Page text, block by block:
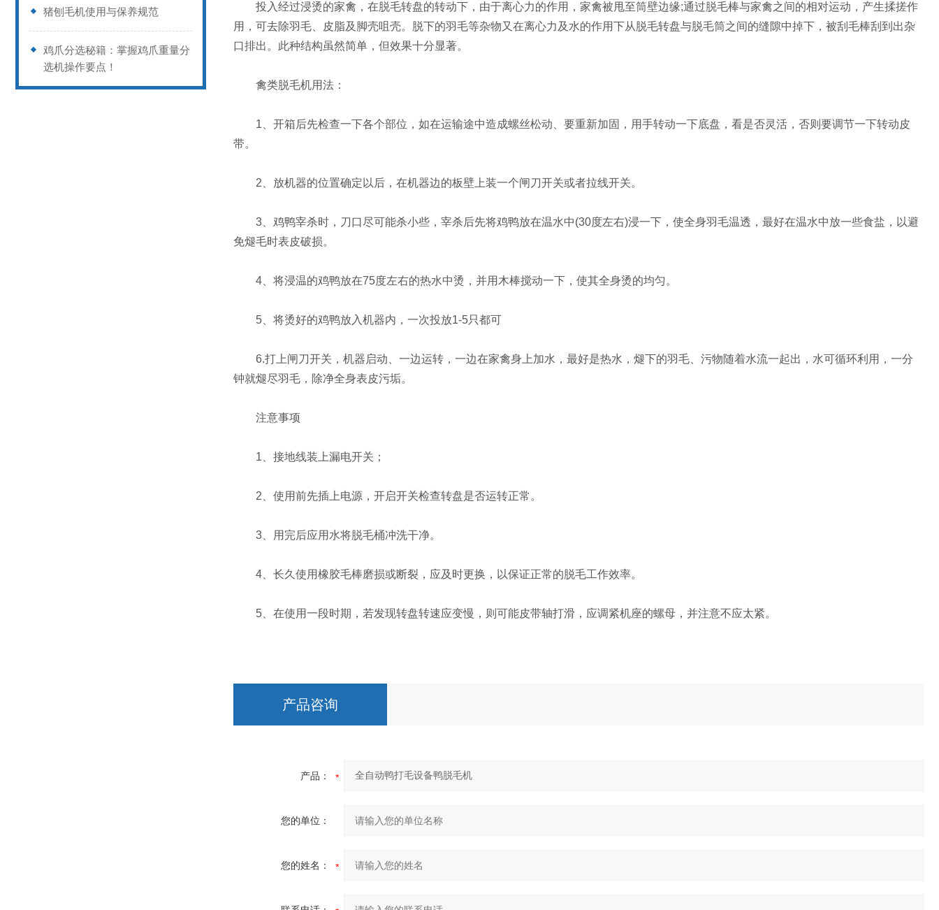
猪刨毛机使用与保养规范
鸡爪分选秘籍：掌握鸡爪重量分
选机操作要点！
投入经过浸烫的家禽，在脱毛转盘的转动下，由于离心力的作用，家禽被甩至筒壁边缘;通过脱毛棒与家禽之间的相对运动，产生揉搓作
用，可去除羽毛、皮脂及脚壳咀壳。脱下的羽毛等杂物又在离心力及水的作用下从脱毛转盘与脱毛筒之间的缝隙中掉下，被刮毛棒刮到出杂
口排出。此种结构虽然简单，但效果十分显著。
禽类脱毛机用法：
1、开箱后先检查一下各个部位，如在运输途中造成螺丝松动、要重新加固，用手转动一下底盘，看是否灵活，否则要调节一下转动皮
带。
2、放机器的位置确定以后，在机器边的板壁上装一个闸刀开关或者拉线开关。
3、鸡鸭宰杀时，刀口尽可能杀小些，宰杀后先将鸡鸭放在温水中(30度左右)浸一下，使全身羽毛温透，最好在温水中放一些食盐，以避
免煺毛时表皮破损。
4、将浸温的鸡鸭放在75度左右的热水中烫，并用木棒搅动一下，使其全身烫的均匀。
5、将烫好的鸡鸭放入机器内，一次投放1-5只都可
6.打上闸刀开关，机器启动、一边运转，一边在家禽身上加水，最好是热水，煺下的羽毛、污物随着水流一起出，水可循环利用，一分
钟就煺尽羽毛，除净全身表皮污垢。
注意事项
1、接地线装上漏电开关；
2、使用前先插上电源，开启开关检查转盘是否运转正常。
3、用完后应用水将脱毛桶冲洗干净。
4、长久使用橡胶毛棒磨损或断裂，应及时更换，以保证正常的脱毛工作效率。
5、在使用一段时期，若发现转盘转速应变慢，则可能皮带轴打滑，应调紧机座的螺母，并注意不应太紧。
产品咨询
产品：
您的单位：
您的姓名：